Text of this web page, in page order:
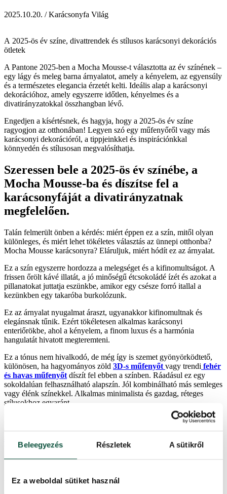
Beleegyezés Részletek A sütikről
Ez a weboldal sütiket használ
2025.10.20. / Karácsonyfa Világ
A 2025-ös év színe, divattrendek és stílusos karácsonyi dekorációs
ötletek
A Pantone 2025-ben a Mocha Mousse-t választotta az év színének –
egy lágy és meleg barna árnyalatot, amely a kényelem, az egyensúly
és a természetes elegancia érzetét kelti. Ideális alap a karácsonyi
dekorációhoz, amely egyszerre időtlen, kényelmes és a
divatirányzatokkal összhangban lévő.
Engedjen a kísértésnek, és hagyja, hogy a 2025-ös év színe
ragyogjon az otthonában! Legyen szó egy műfenyőről vagy más
karácsonyi dekorációról, a tippjeinkkel és inspirációnkkal
könnyedén és stílusosan megvalósíthatja.
Szeressen bele a 2025-ös év színébe, a
Mocha Mousse-ba és díszítse fel a
karácsonyfáját a divatirányzatnak
megfelelően.
Talán felmerült önben a kérdés: miért éppen ez a szín, mitől olyan
különleges, és miért lehet tökéletes választás az ünnepi otthonba?
Mocha Mousse karácsonyra? Eláruljuk, miért hódít ez az árnyalat.
Ez a szín egyszerre hordozza a melegséget és a kifinomultságot. A
frissen őrölt kávé illatát, a jó minőségű étcsokoládé ízét és azokat a
pillanatokat juttatja eszünkbe, amikor egy csésze forró itallal a
kezünkben egy takaróba burkolózunk.
Ez az árnyalat nyugalmat áraszt, ugyanakkor kifinomultnak és
elegánsnak tűnik. Ezért tökéletesen alkalmas karácsonyi
enteriőrökbe, ahol a kényelem, a finom luxus és a harmónia
hangulatát hivatott megteremteni.
Ez a tónus nem hivalkodó, de még így is szemet gyönyörködtető,
különösen, ha hagyományos zöld 3D-s műfenyőt vagy trendi fehér
és havas műfenyőt díszít fel ebben a színben. Ráadásul ez egy
sokoldalúan felhasználható alapszín. Jól kombinálható más semleges
vagy élénk színekkel. Alkalmas minimalista és gazdag, réteges
stílusokhoz egyaránt.
A harmonikus és kifinomult megjelenés érdekében ezt a színt más
dekorációkba is beépítheti. Mit szólna ahhoz, ha az ajtóra akasztott
felhelyezettkarácsonyi girlandotdíszítené a 2025-ös év színével?
A 2025-ös év színe és a hozzá illő